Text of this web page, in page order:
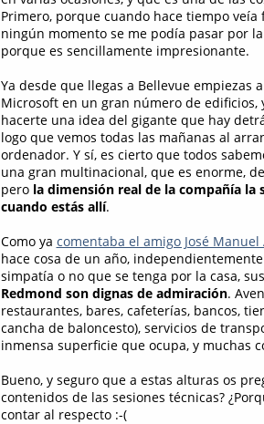
Primero, porque cuando hace tiempo
ningún momento se me podía pasar por
porque es sencillamente impresionante.
Ya desde que llegas a Bellevue empiezas
Microsoft en un gran número de edificios,
hacerte una idea del gigante que hay
logo que vemos todas las mañanas al
ordenador. Y sí, es cierto que todos
una gran multinacional, que es enorme,
pero la dimensión real de la compañía la
cuando estás allí.
Como ya comentaba el amigo José Manuel
hace cosa de un año,
simpatía o no que se tenga por la casa,
Redmond son dignas de admiración.
restaurantes, bares, cafeterías, bancos,
cancha de baloncesto), servicios de
inmensa superficie que ocupa, y muchas
Bueno, y seguro que a estas alturas os
contenidos de las sesiones técnicas?
contar al respecto :-(